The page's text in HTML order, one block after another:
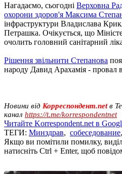
Нагадаємо, сьогодні Верховна
охорони здоров'я Максима
інфраструктури Владислава
Петрашка. Очікується, що
очолить головний санітарний
Рішення звільнити Степанова
народу Давид Арахамія - провал
Новини від Корреспондент.netв
канал https://t.me/korrespondentnet
Читайте Korrespondent.net в
ТЕГИ: Минздрав, собеседование,
Якщо ви помітили помилку,
натисніть Ctrl + Enter, щоб